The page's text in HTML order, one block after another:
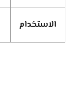
الاستخدام